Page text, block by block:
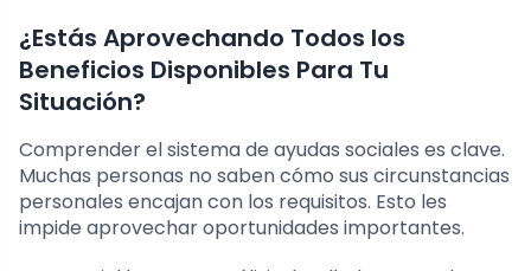
¿Estás Aprovechando Todos los
Beneficios Disponibles Para Tu
Situación?
Comprender el sistema de ayudas sociales es clave.
Muchas personas no saben cómo sus circunstancias
personales encajan con los requisitos. Esto les
impide aprovechar oportunidades importantes.